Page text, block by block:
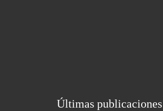
Últimas publicaciones